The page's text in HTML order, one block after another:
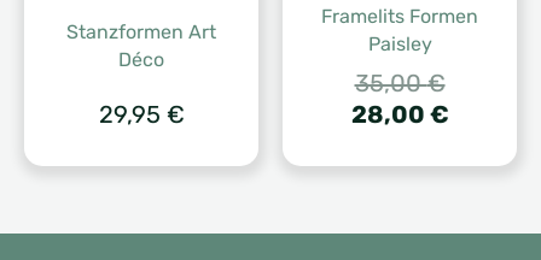
Stanzformen Art
Déco
29,95 €
Framelits Formen
Paisley
35,00€
Preis
35,00 €
28,00 €
ist: